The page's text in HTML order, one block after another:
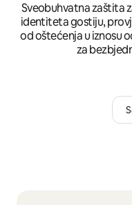
Sveobuhvatna zaštita
identiteta gostiju,
od oštećenja u iznosu
za